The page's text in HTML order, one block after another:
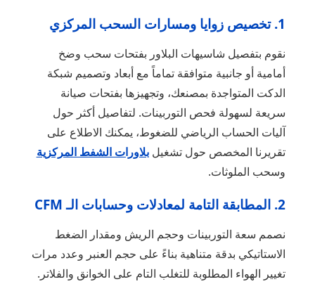
1. تخصيص زوايا ومسارات السحب المركزي
نقوم بتفصيل شاسيهات البلاور بفتحات سحب وضخ
أمامية أو جانبية متوافقة تماماً مع أبعاد وتصميم شبكة
الدكت المتواجدة بمصنعك، وتجهيزها بفتحات صيانة
سريعة لسهولة فحص التوربينات. لتفاصيل أكثر حول
آليات الحساب الرياضي للضغوط، يمكنك الاطلاع على
تقريرنا المخصص حول تشغيلبلاورات الشفط المركزية
وسحب الملوثات.
2. المطابقة التامة لمعادلات وحسابات الـ CFM
نصمم سعة التوربينات وحجم الريش ومقدار الضغط
الاستاتيكي بدقة متناهية بناءً على حجم العنبر وعدد مرات
تغيير الهواء المطلوبة للتغلب التام على الخوانق والفلاتر.